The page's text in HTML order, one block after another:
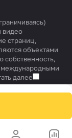
видео
страниц,
объектами
собственность,
международными
далее